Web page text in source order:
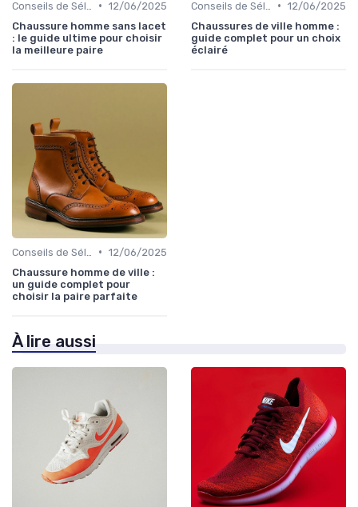
• 12/06/2025
Chaussure homme sans lacet
: le guide ultime pour choisir
la meilleure paire
• 12/06/2025
Chaussures de ville homme :
guide complet pour un choix
éclairé
• 12/06/2025
Chaussure homme de ville :
un guide complet pour
choisir la paire parfaite
À lire aussi